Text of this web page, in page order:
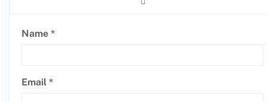
Name *
Email *